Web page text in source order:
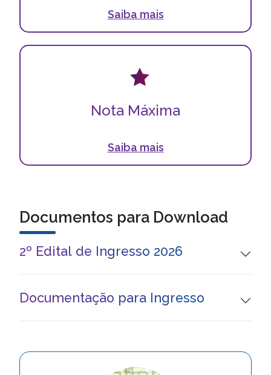
Saiba mais
Nota Máxima
Saiba mais
Nota Máxima
conceito do MEC!
Documentos para Download
2º Edital de Ingresso 2026
Documentação para Ingresso